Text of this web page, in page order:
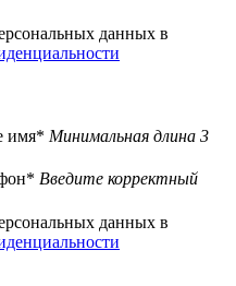
данных в
имя* Минимальная длина 3
Введите корректный
данных в